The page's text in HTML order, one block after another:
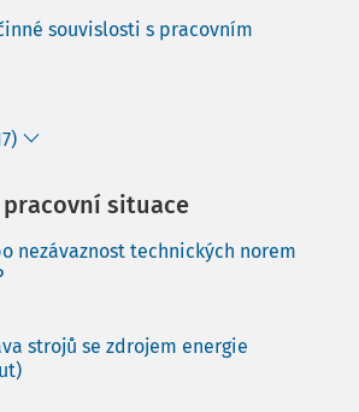
souvislosti s pracovním
situace
nezávaznost technických norem
strojů se zdrojem energie